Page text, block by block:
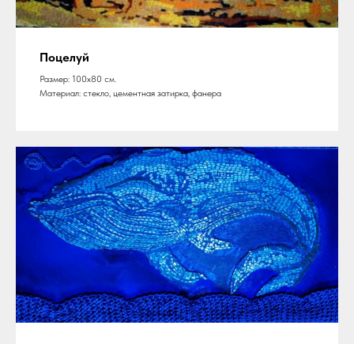
Поцелуй
Размер: 100х80 см.
Материал: стекло, цементная затирка, фанера